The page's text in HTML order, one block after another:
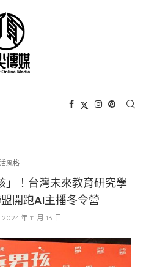
風格
」！台灣未來教育研究學
開跑AI主播冬令營
2024 年 11 月 13 日